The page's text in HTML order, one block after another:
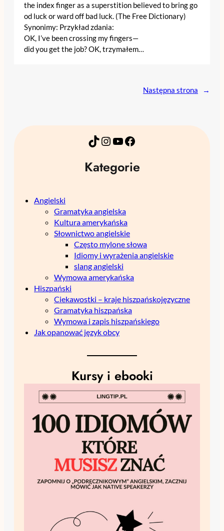
the index finger as a superstition believed to bring go
od luck or ward off bad luck. (The Free Dictionary)
Synonimy: Przykład zdania:
OK, I’ve been crossing my fingers—
did you get the job? OK, trzymałem…
Następna strona →
TikTok Instagram YouTube Facebook
Kategorie
Angielski
Gramatyka angielska
Kultura amerykańska
Słownictwo angielskie
Często mylone słowa
Idiomy i wyrażenia angielskie
slang angielski
Wymowa amerykańska
Hiszpański
Ciekawostki – kraje hiszpańskojęzyczne
Gramatyka hiszpańska
Wymowa i zapis hiszpańskiego
Jak opanować język obcy
Kursy i ebooki